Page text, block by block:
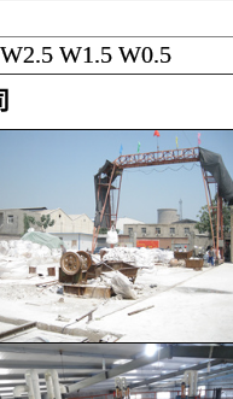
W1.5 W0.5